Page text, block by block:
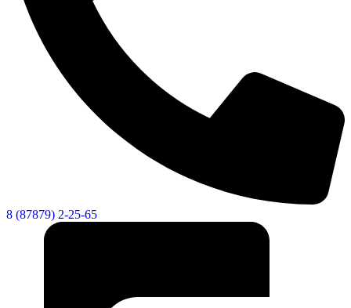
КСП КГО
8 (87879) 2-25-65